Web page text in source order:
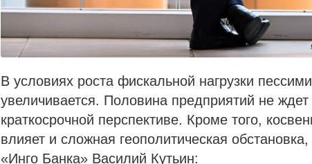
В условиях роста фискальной нагрузки
увеличивается. Половина предприятий не
краткосрочной перспективе. Кроме того,
влияет и сложная геополитическая
«Инго Банка» Василий Кутьин: